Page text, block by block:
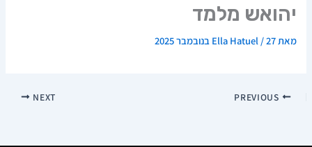
יהואש מלמד
מאת Ella Hatuel /27 בנובמבר 2025
NEXT